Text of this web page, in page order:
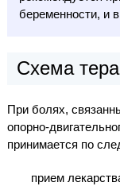
беременности, и
Схема
При болях,
опорно-
принимается по
прием